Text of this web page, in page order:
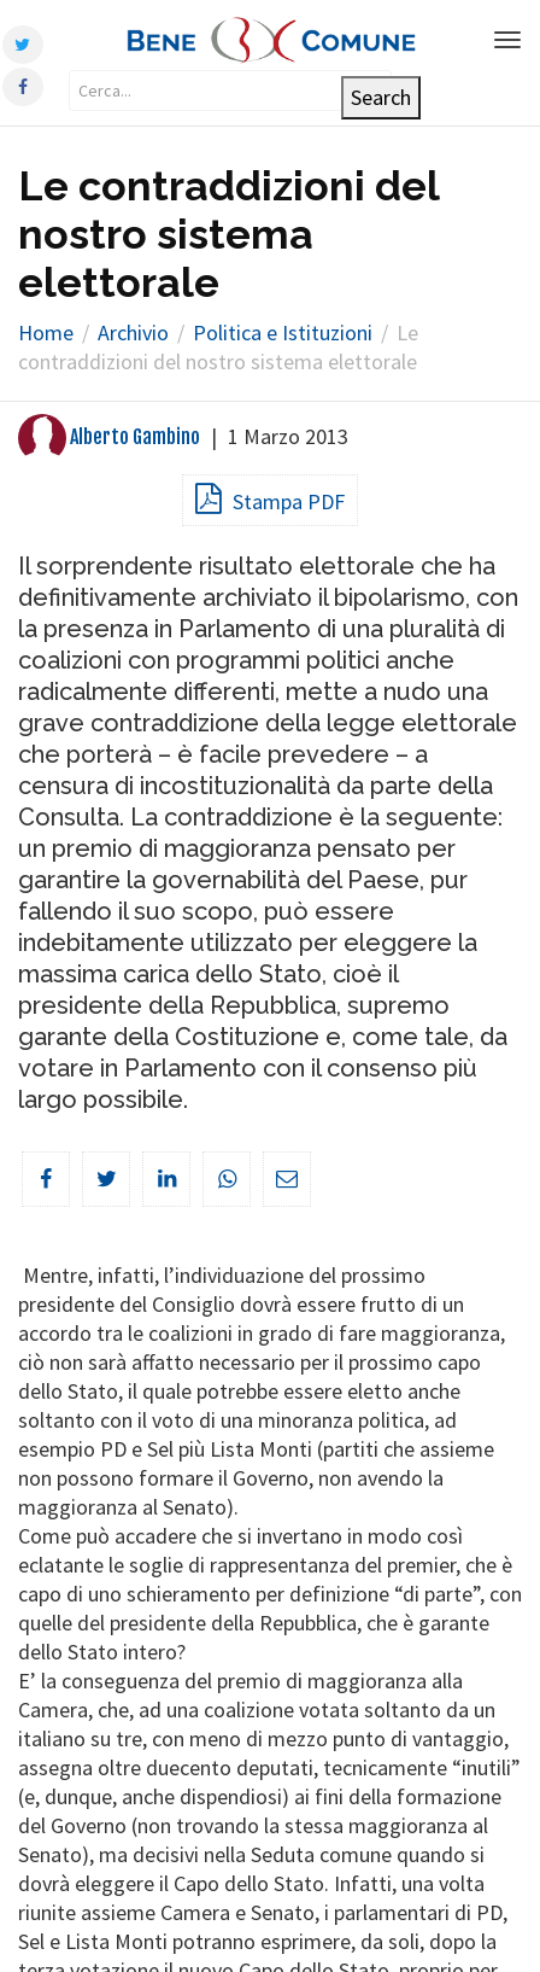
Le contraddizioni del
nostro sistema
elettorale
Home Archivio Politica e Istituzioni
Le
contraddizioni del nostro sistema elettorale
Alberto Gambino | 1 Marzo 2013
Stampa PDF
Il sorprendente risultato elettorale che ha
definitivamente archiviato il bipolarismo, con
la presenza in Parlamento di una pluralità di
coalizioni con programmi politici anche
radicalmente differenti, mette a nudo una
grave contraddizione della legge elettorale
che porterà – è facile prevedere – a
censura di incostituzionalità da parte della
Consulta. La contraddizione è la seguente:
un premio di maggioranza pensato per
garantire la governabilità del Paese, pur
fallendo il suo scopo, può essere
indebitamente utilizzato per eleggere la
massima carica dello Stato, cioè il
presidente della Repubblica, supremo
garante della Costituzione e, come tale, da
votare in Parlamento con il consenso più
largo possibile.
Mentre, infatti, l’individuazione del prossimo
presidente del Consiglio dovrà essere frutto di un
accordo tra le coalizioni in grado di fare maggioranza,
ciò non sarà affatto necessario per il prossimo capo
dello Stato, il quale potrebbe essere eletto anche
soltanto con il voto di una minoranza politica, ad
esempio PD e Sel più Lista Monti (partiti che assieme
non possono formare il Governo, non avendo la
maggioranza al Senato).
Come può accadere che si invertano in modo così
eclatante le soglie di rappresentanza del premier, che è
capo di uno schieramento per definizione “di parte”, con
quelle del presidente della Repubblica, che è garante
dello Stato intero?
E’ la conseguenza del premio di maggioranza alla
Camera, che, ad una coalizione votata soltanto da un
italiano su tre, con meno di mezzo punto di vantaggio,
assegna oltre duecento deputati, tecnicamente “inutili”
(e, dunque, anche dispendiosi) ai fini della formazione
del Governo (non trovando la stessa maggioranza al
Senato), ma decisivi nella Seduta comune quando si
dovrà eleggere il Capo dello Stato. Infatti, una volta
riunite assieme Camera e Senato, i parlamentari di PD,
Sel e Lista Monti potranno esprimere, da soli, dopo la